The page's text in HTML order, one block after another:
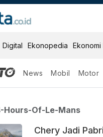
Digital Ekonopedia Ekonomi
News Mobil Motor
Of Le
Hours-Of-Le-Mans
Chery Jadi